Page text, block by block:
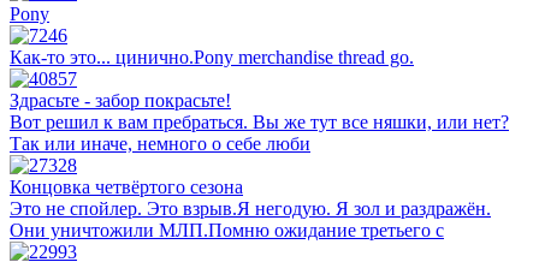
Pony
Как-то это... цинично.Pony merchandise thread go.
Здрасьте - забор покрасьте!
Вот решил к вам пребраться. Вы же тут все няшки, или нет?
Так или иначе, немного о себе люби
Концовка четвёртого сезона
Это не спойлер. Это взрыв.Я негодую. Я зол и раздражён.
Они уничтожили МЛП.Помню ожидание третьего с